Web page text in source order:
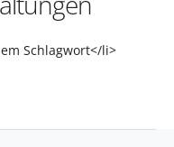
Schlagwort</li>